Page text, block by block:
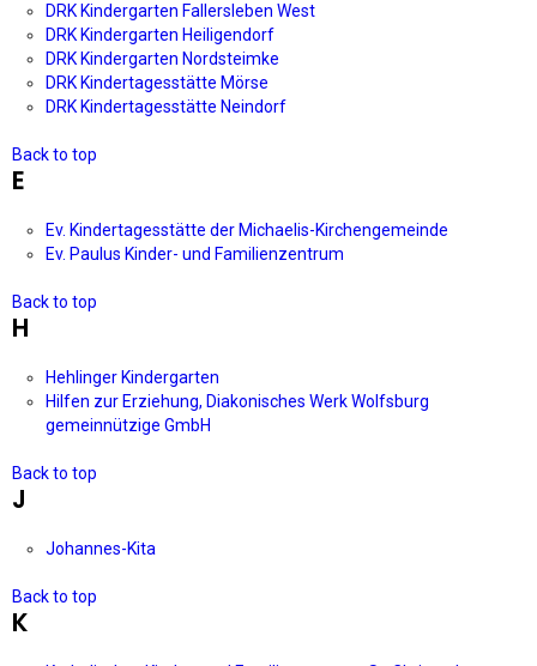
DRK Kindergarten Fallersleben West
DRK Kindergarten Heiligendorf
DRK Kindergarten Nordsteimke
DRK Kindertagesstätte Mörse
DRK Kindertagesstätte Neindorf
Back to top
E
Ev. Kindertagesstätte der Michaelis-Kirchengemeinde
Ev. Paulus Kinder- und Familienzentrum
Back to top
H
Hehlinger Kindergarten
Hilfen zur Erziehung, Diakonisches Werk Wolfsburg
gemeinnützige GmbH
Back to top
J
Johannes-Kita
Back to top
K